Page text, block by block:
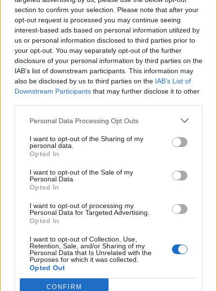
section to confirm your selection. Please note that after your
opt-out request is processed you may continue seeing
interest-based ads based on personal information utilized by
us or personal information disclosed to third parties prior to
your opt-out. You may separately opt-out of the further
disclosure of your personal information by third parties on the
IAB’s list of downstream participants. This information may
also be disclosed by us to third parties on the IAB’s List of
Downstream Participants that may further disclose it to other
Personal Data Processing Opt Outs
I want to opt-out of the Sharing of my
personal data.
Opted In
I want to opt-out of the Sale of my
Personal Data.
Opted In
I want to opt-out of processing my
Personal Data for Targeted Advertising.
Opted In
I want to opt-out of Collection, Use,
Retention, Sale, and/or Sharing of my
Personal Data that Is Unrelated with the
Purposes for which it was collected.
Opted Out
CONFIRM
DEIXA UNA RESPOSTA
Comentari:
Deseu el meu nom, el correu electrònic i el lloc web en
aquest navegador per a la propera vegada que comenti.